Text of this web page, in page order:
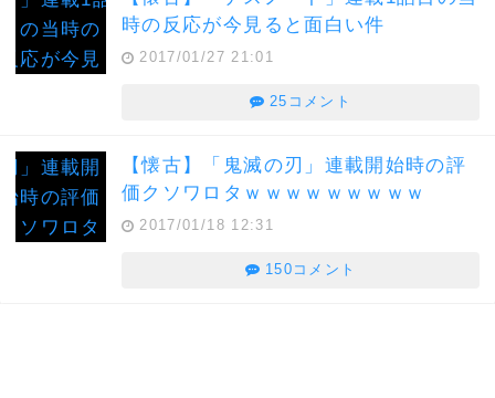
時の反応が今見ると面白い件
2017/01/27 21:01
25コメント
【懐古】「鬼滅の刃」連載開始時の評
価クソワロタｗｗｗｗｗｗｗｗｗ
2017/01/18 12:31
150コメント